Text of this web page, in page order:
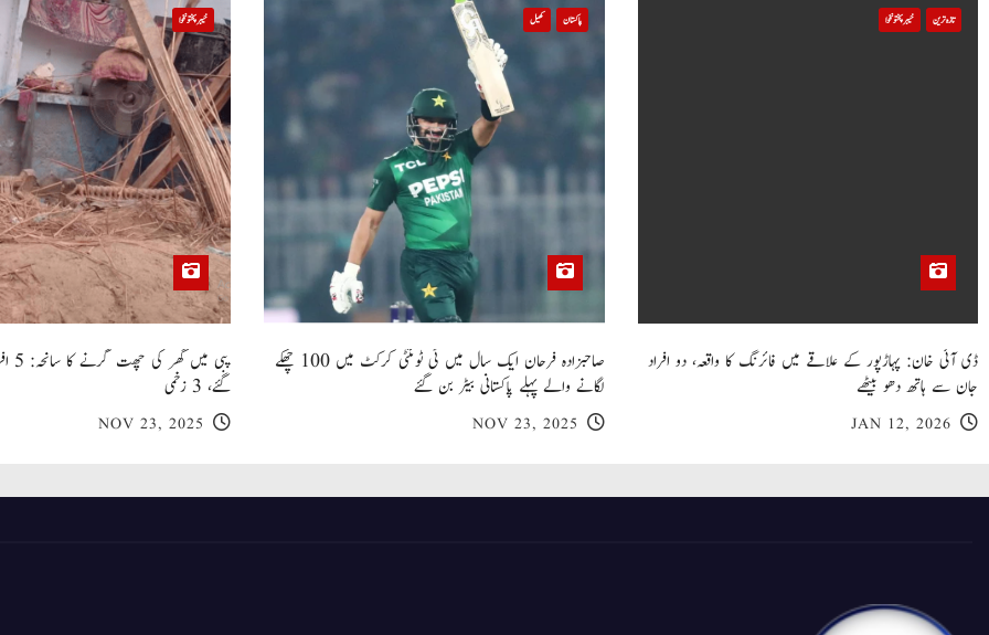
تازہ ترین خیبر پختونخوا
ڈی آئی خان: پہاڑپور کے علاقے میں فائرنگ کا واقعہ، دو افراد
جان سے ہاتھ دھو بیٹھے
JAN 12, 2026
پاکستان کھیل
صاحبزادہ فرحان ایک سال میں ٹی ٹوئنٹی کرکٹ میں 100 چھکے
لگانے والے پہلے پاکستانی بیٹر بن گئے
NOV 23, 2025
خیبر پختونخوا
گئے، 3 زخمی
NOV 23, 2025